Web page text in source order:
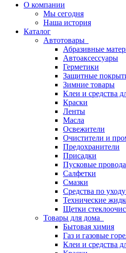
О компании
Мы сегодня
Наша история
Каталог
Автотовары
Абразивные
Автоаксессуары
Герметики
Защитные
Зимние товары
Клеи и средства
Краски
Ленты
Масла
Освежители
Очистители и
Предохранители
Присадки
Пусковые провода
Салфетки
Смазки
Средства по
Технические
Щетки
Товары для дома
Бытовая химия
Газ и газовые
Клеи и средства